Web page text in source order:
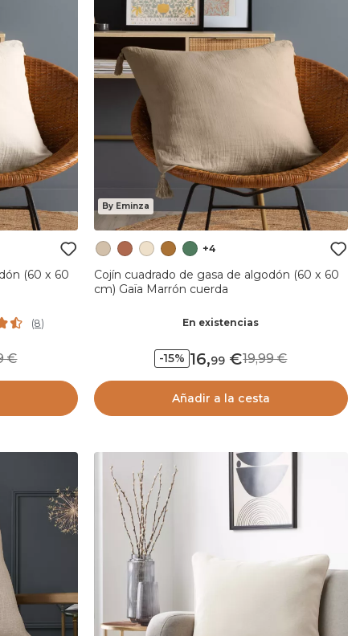
(60 x 60
(8)
By Eminza
+4
Cojín cuadrado de gasa de algodón (60 x 60
cm) Gaïa Marrón cuerda
En existencias
-15% 16,99 19,99
Añadir a la cesta